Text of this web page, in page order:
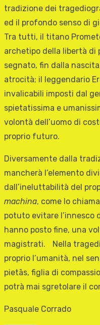
tradizione dei
ed il profondo senso di
Tra tutti, il titano
archetipo della libertà di
segnato, fin dalla
atrocità; il leggendario
invalicabili imposti dal
spietatissima e
volontà dell’uomo di
proprio futuro.
Diversamente dalla
mancherà l’elemento
dall’ineluttabilità del
machina, come lo
potuto evitare l’innesco
hanno posto fine, una
magistrati. Nella
proprio l’umanità, nel
pietās, figlia di
potrà mai sgretolare il
Pasquale Corrado